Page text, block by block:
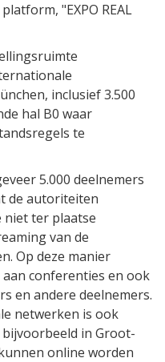
"EXPO REAL
inclusief 3.500
hal B0 waar
te
5.000 deelnemers
de autoriteiten
niet ter plaatse
van de
Op deze manier
conferenties en ook
en andere deelnemers.
netwerken is ook
bijvoorbeeld in Groot-
online worden